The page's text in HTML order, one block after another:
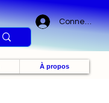
Connexion
À propos